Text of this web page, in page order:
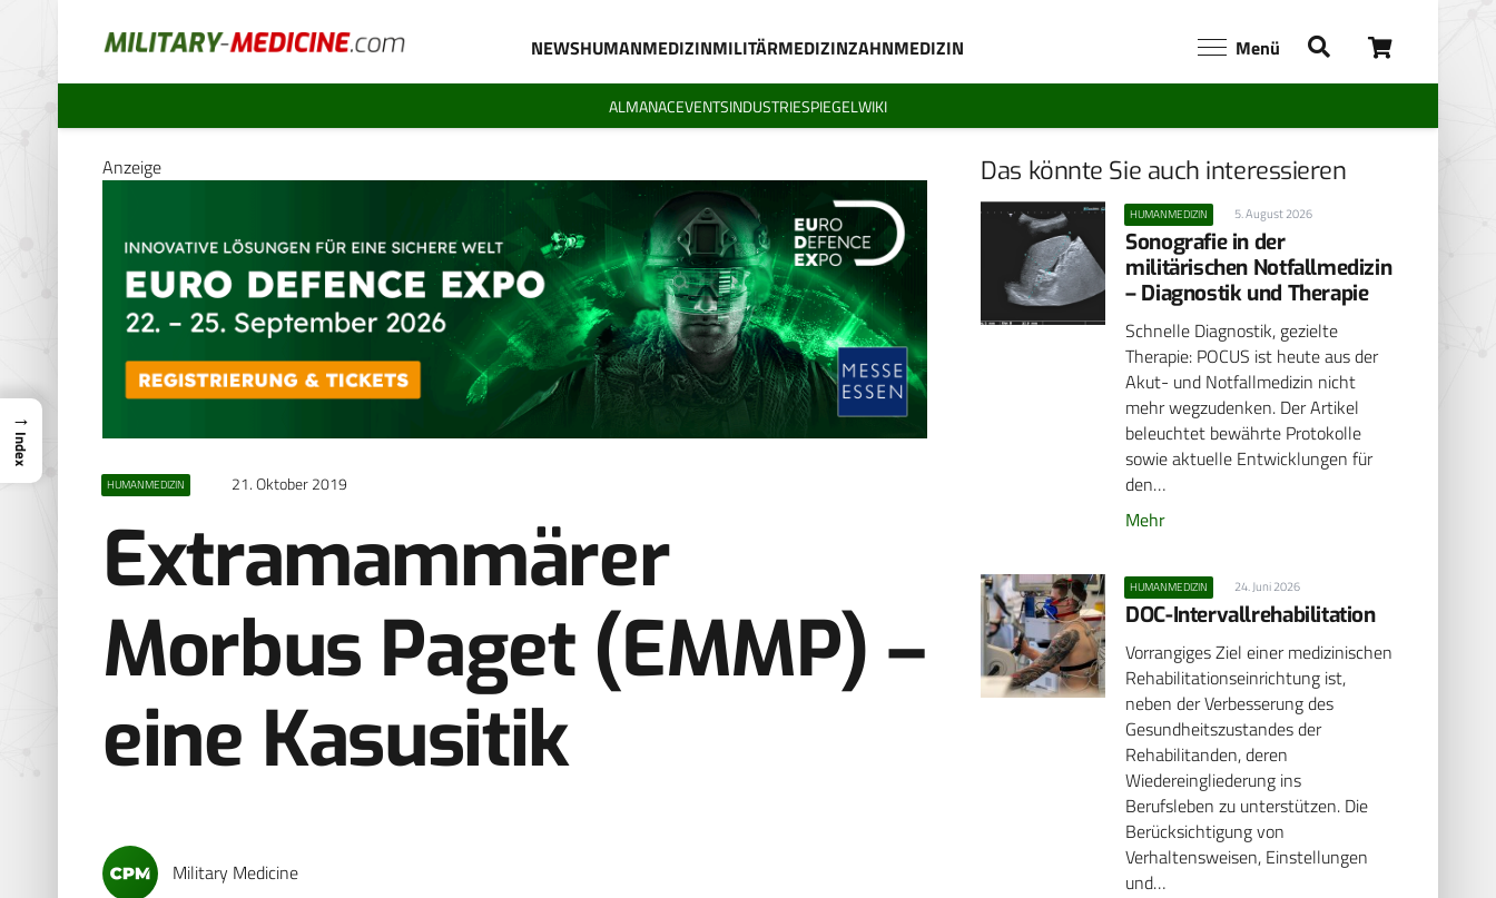
NEWSHUMANMEDIZINMILITÄRMEDIZINZAHNMEDIZIN Menü
ALMANACEVENTSINDUSTRIESPIEGELWIKI
Anzeige
HUMANMEDIZIN 21. Oktober 2019
Extramammärer
Morbus Paget (EMMP) –
eine Kasusitik
Military Medicine
Das könnte Sie auch interessieren
HUMANMEDIZIN 5. August 2026
Sonografie in der
militärischen Notfallmedizin
– Diagnostik und Therapie
Schnelle Diagnostik, gezielte
Therapie: POCUS ist heute aus der
Akut- und Notfallmedizin nicht
mehr wegzudenken. Der Artikel
beleuchtet bewährte Protokolle
sowie aktuelle Entwicklungen für
den…
Mehr
HUMANMEDIZIN 24. Juni 2026
DOC-Intervallrehabilitation
Vorrangiges Ziel einer medizinischen
Rehabilitationseinrichtung ist,
neben der Verbesserung des
Gesundheitszustandes der
Rehabilitanden, deren
Wiedereingliederung ins
Berufsleben zu unterstützen. Die
Berücksichtigung von
Verhaltensweisen, Einstellungen
und…
→
Index